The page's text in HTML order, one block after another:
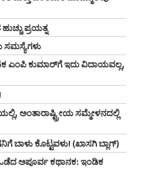
ಪ್ರಯತ್ನ
ಸಮಸ್ಯೆಗಳು
ಕುಮಾರ್‌ಗೆ ಇದು ವಿದಾಯವಲ್ಲ,
ಅಂತಾರಾಷ್ಟ್ರೀಯ ಸಮ್ಮೇಳನದಲ್ಲಿ
ಬಾಳು ಕೊಟ್ಟವಳು! (ಖಾಸಗಿ ಬ್ಲಾಗ್‌)
ಒಡೆದ ಅಪೂರ್ವ ಕಥಾನಕ: ಇಂಡಿಕ